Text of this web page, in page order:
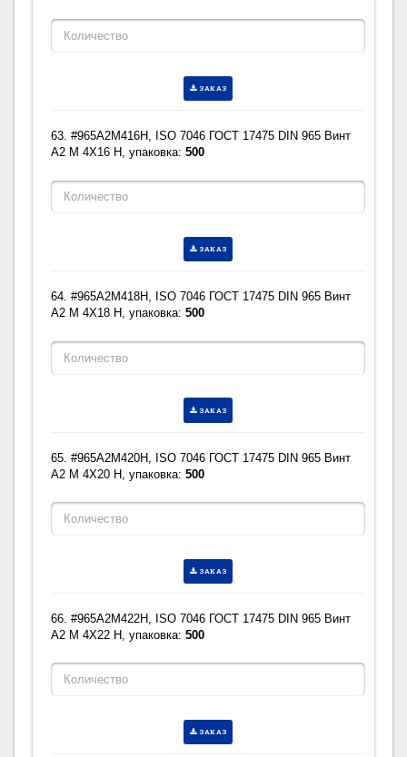
ЗАКАЗ
63. #965A2M416H, ISO 7046 ГОСТ 17475 DIN 965 Винт
A2 M 4X16 H, упаковка:500
ЗАКАЗ
64. #965A2M418H, ISO 7046 ГОСТ 17475 DIN 965 Винт
A2 M 4X18 H, упаковка:500
ЗАКАЗ
65. #965A2M420H, ISO 7046 ГОСТ 17475 DIN 965 Винт
A2 M 4X20 H, упаковка:500
ЗАКАЗ
66. #965A2M422H, ISO 7046 ГОСТ 17475 DIN 965 Винт
A2 M 4X22 H, упаковка:500
ЗАКАЗ